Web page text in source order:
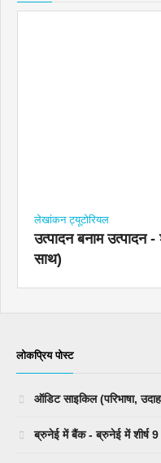
लेखांकन ट्यूटोरियल
उत्पादन बनाम उत्पादन
साथ)
लोकप्रिय पोस्ट
ऑडिट साइकिल (परिभाषा,
ब्रुनेई में बैंक - ब्रुनेई में शीर्ष